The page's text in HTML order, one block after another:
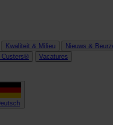
Kwaliteit & Milieu
Nieuws &
Custers®
Vacatures